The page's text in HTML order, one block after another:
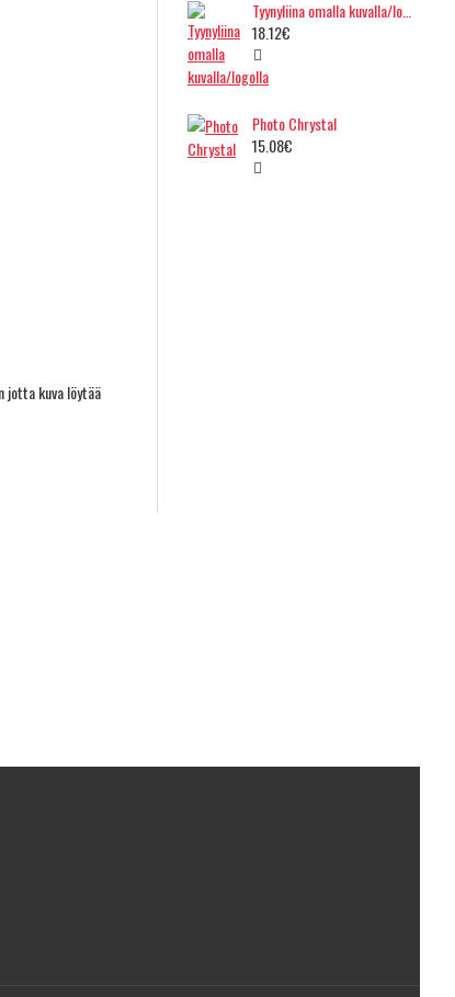
jotta kuva löytää
18.12€
Photo Chrystal
15.08€